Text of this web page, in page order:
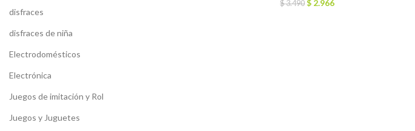
disfraces
disfraces de niña
Electrodomésticos
Electrónica
Juegos de imitación y Rol
Juegos y Juguetes
$3.490 $ 2.966